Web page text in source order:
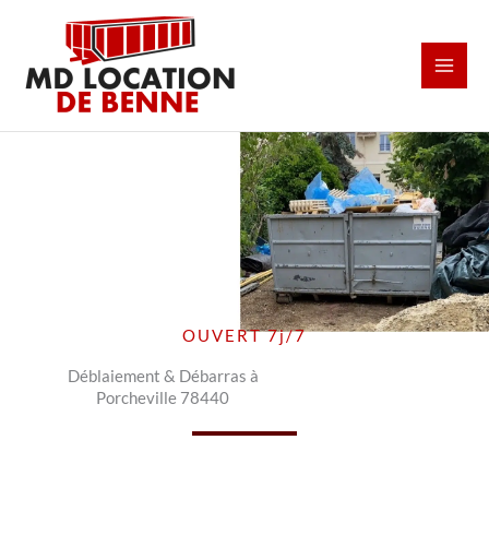
contenu
OUVERT 7j/7
Déblaiement & Débarras à
Porcheville 78440